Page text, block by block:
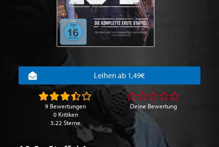
Leihen ab 1,49€
9 Bewertungen
0 Kritiken
3.22 Sterne
Deine Bewertung